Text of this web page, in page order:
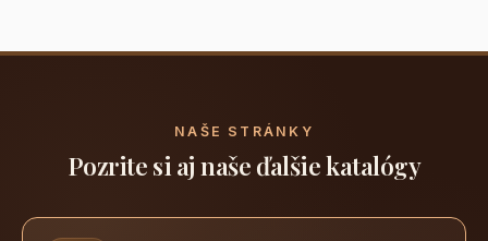
NAŠE STRÁNKY
Pozrite si aj naše ďalšie katalógy